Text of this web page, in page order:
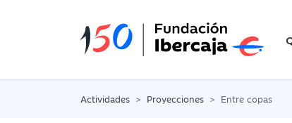
Actividades Proyecciones Entre copas